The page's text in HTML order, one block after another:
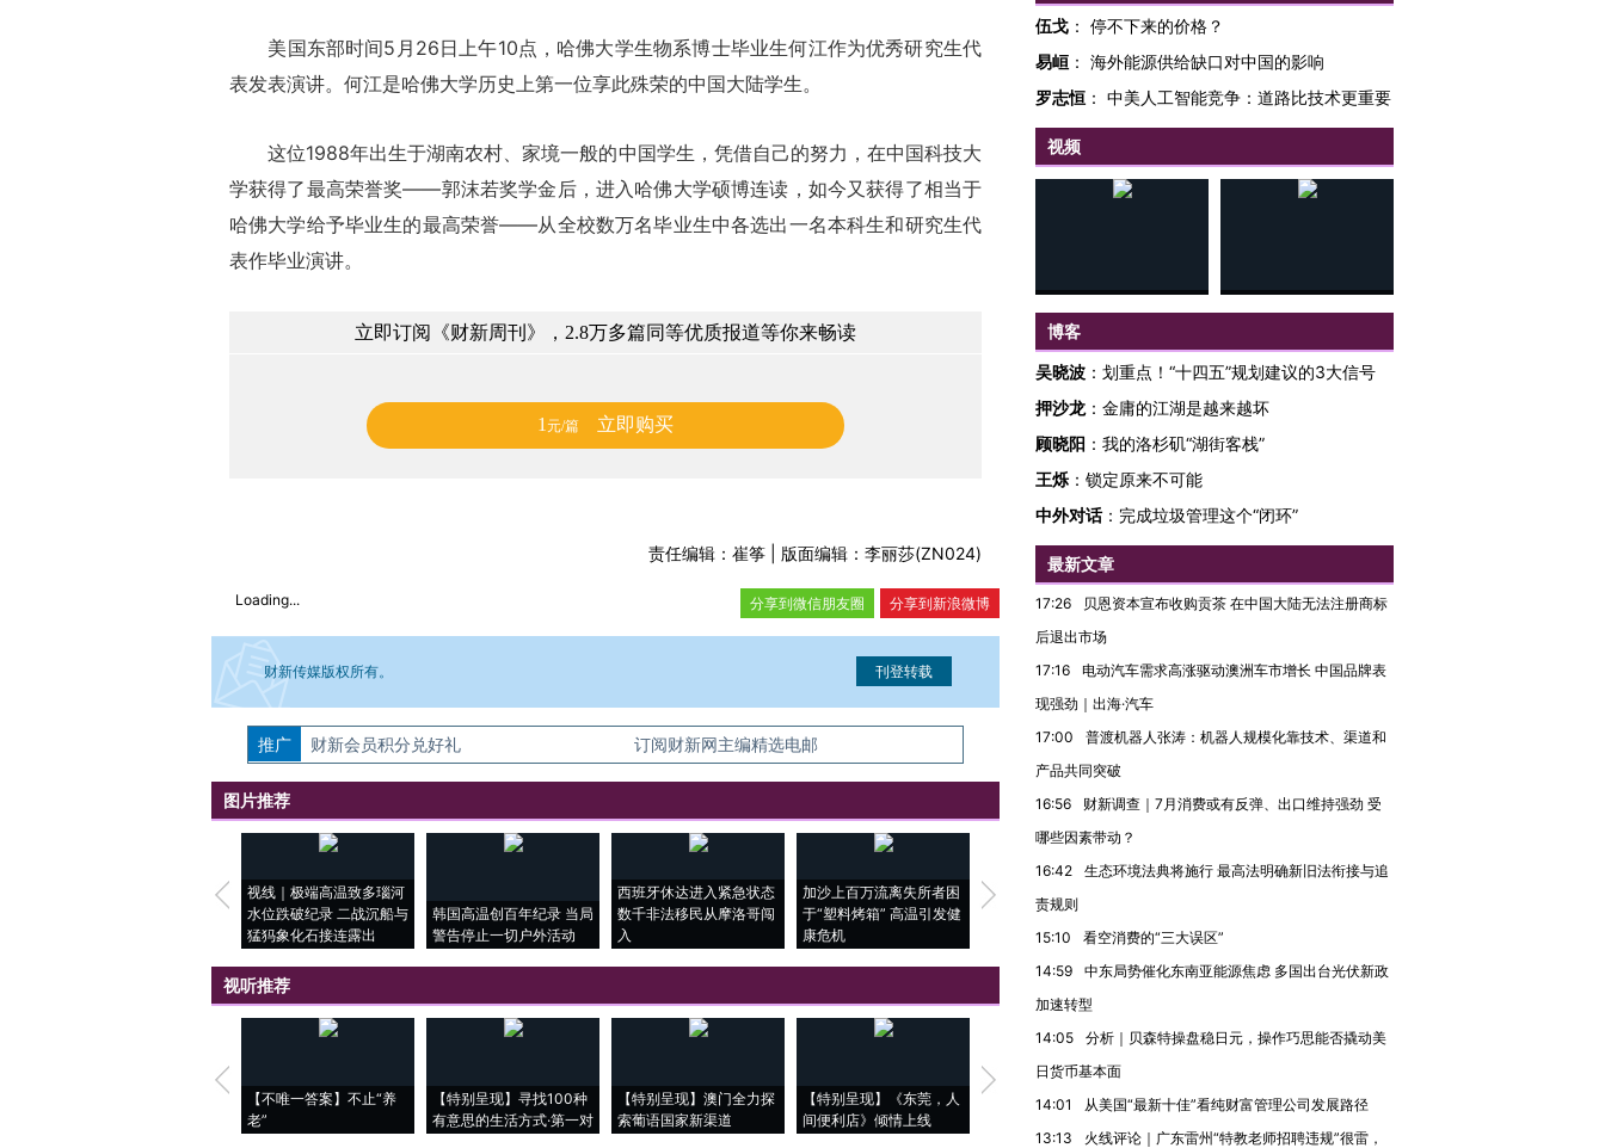
美国东部时间5月26日上午10点，哈佛大学生物系博士毕业生何江作为优秀研究生代
表发表演讲。何江是哈佛大学历史上第一位享此殊荣的中国大陆学生。
这位1988年出生于湖南农村、家境一般的中国学生，凭借自己的努力，在中国科技大
学获得了最高荣誉奖——郭沫若奖学金后，进入哈佛大学硕博连读，如今又获得了相当于
哈佛大学给予毕业生的最高荣誉——从全校数万名毕业生中各选出一名本科生和研究生代
表作毕业演讲。
立即订阅《财新周刊》，2.8万多篇同等优质报道等你来畅读
1 元/篇 立即购买
责任编辑：崔筝 | 版面编辑：李丽莎(ZN024)
Loading... 分享到新浪微博
分享到微信朋友圈
财新传媒版权所有。
如需刊登转载请点击右侧按钮，提交相关信息。经确认即可刊登转载。
推广 财新会员积分兑好礼 订阅财新网主编精选电邮
图片推荐
视线｜极端高温致多瑙河
水位跌破纪录 二战沉船与
猛犸象化石接连露出
韩国高温创百年纪录 当局
警告停止一切户外活动
西班牙休达进入紧急状态
数千非法移民从摩洛哥闯
入
加沙上百万流离失所者困
于“塑料烤箱” 高温引发健
康危机
马航飞行员跨国走私7万
粒摇头丸 尿检体内含3种
心“花钱找虐”？
视听推荐
【不唯一答案】不止“养
老”
【特别呈现】寻找100种
有意思的生活方式·第一对
【特别呈现】澳门全力探
索葡语国家新渠道
【特别呈现】《东莞，人
间便利店》倾情上线
【推广】走进第四届链博
会，让数智科技“链”接产
【特别呈现】寻找100种
CFO：不靠规模取胜，华
伍戈 ： 停不下来的价格？
易峘 ： 海外能源供给缺口对中国的影响
罗志恒 ： 中美人工智能竞争：道路比技术更重要
视频
博客
吴晓波 ： 划重点！“十四五”规划建议的3大信号
押沙龙 ： 金庸的江湖是越来越坏
顾晓阳 ： 我的洛杉矶“湖街客栈”
王烁 ： 锁定原来不可能
中外对话： 完成垃圾管理这个“闭环”
最新文章
17:26
贝恩资本宣布收购贡茶 在中国大陆无法注册商标
后退出市场
17:16
电动汽车需求高涨驱动澳洲车市增长 中国品牌表
现强劲｜出海·汽车
17:00
普渡机器人张涛：机器人规模化靠技术、渠道和
产品共同突破
16:56
财新调查｜7月消费或有反弹、出口维持强劲 受
哪些因素带动？
16:42
生态环境法典将施行 最高法明确新旧法衔接与追
责规则
15:10
看空消费的“三大误区”
14:59
中东局势催化东南亚能源焦虑 多国出台光伏新政
加速转型
14:05
分析｜贝森特操盘稳日元，操作巧思能否撬动美
日货币基本面
14:01
从美国“最新十佳”看纯财富管理公司发展路径
13:13
火线评论｜广东雷州“特教老师招聘违规”很雷，